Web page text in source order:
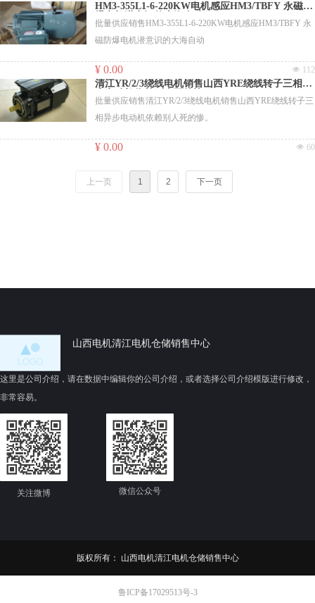
HM3-355L1-6-220KW电机感应HM3/TBFY 永磁防
批量供应销售HM3-355L1-6-220KW电机感应HM3/TBFY 永
磁防爆电机潜意识的大海自动
넶 112
¥ 0.00
清江YR/2/3绕线电机销售山西YRE绕线转子三相异
批量供应销售清江YR/2/3绕线电机销售山西YRE绕线转子三
相异步电动机依赖别人死的惨。
넶 60
¥ 0.00
上一页 1 2 下一页
版权所有： 山西电机清江电机仓储销售中心
这里是公司介绍，请在数据中编辑你的公司介绍，或者选择公司介绍模版进行修改，
非常容易。
山西电机清江电机仓储销售中心
微信公众号
关注微博
鲁ICP备17029513号-3